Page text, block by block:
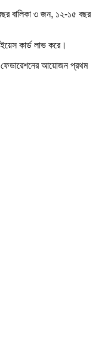
বালিকা ৩ জন, ১২-১৫ বছর
কার্ড লাভ করে।
ফেডারেশনের আয়োজন প্রথম